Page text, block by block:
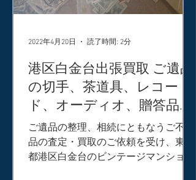
港区白金台出張買取 ご遺品
の切手、茶道具、レコー
ド、オーディオ、贈答品、
古書、古道具など
ご遺品の整理、相続にともなうご不用
品の査定・買取のご依頼を受け、東京
都港区白金台のビンテージマンション
2022年4月20日 読了時間: 2分